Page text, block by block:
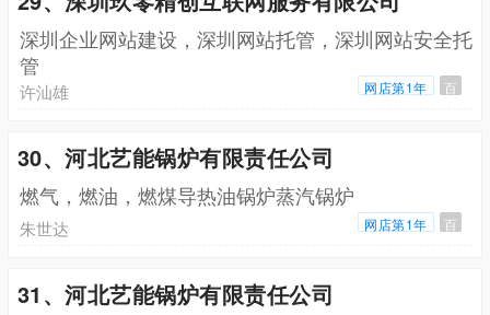
深圳企业网站建设，深圳网站托管，深圳网站安全托
管
许汕雄 网店第1年 百
30、河北艺能锅炉有限责任公司
燃气，燃油，燃煤导热油锅炉蒸汽锅炉
朱世达 网店第1年 百
31、河北艺能锅炉有限责任公司